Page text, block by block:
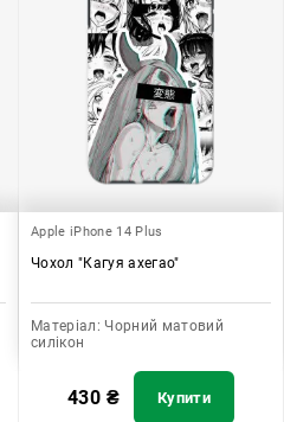
Apple iPhone 14 Plus
Чохол "Кагуя ахегао"
Матеріал: Чорний матовий
силікон
430 ₴ Купити